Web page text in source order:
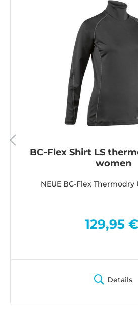
BC-Flex Shirt LS
women
NEUE BC-Flex
129,95
Details